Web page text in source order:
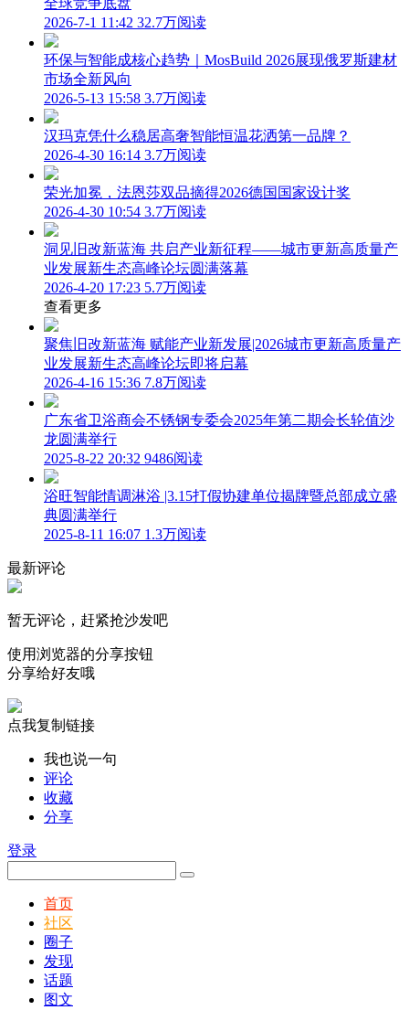
全球竞争底盘
2026-7-1 11:42 32.7万阅读
环保与智能成核心趋势｜MosBuild 2026展现俄罗斯建材
市场全新风向
2026-5-13 15:58 3.7万阅读
汉玛克凭什么稳居高奢智能恒温花洒第一品牌？
2026-4-30 16:14 3.7万阅读
荣光加冕，法恩莎双品摘得2026德国国家设计奖
2026-4-30 10:54 3.7万阅读
洞见旧改新蓝海 共启产业新征程——城市更新高质量产
业发展新生态高峰论坛圆满落幕
2026-4-20 17:23 5.7万阅读
查看更多
聚焦旧改新蓝海 赋能产业新发展|2026城市更新高质量产
业发展新生态高峰论坛即将启幕
2026-4-16 15:36 7.8万阅读
广东省卫浴商会不锈钢专委会2025年第二期会长轮值沙
龙圆满举行
2025-8-22 20:32 9486阅读
浴旺智能情调淋浴 |3.15打假协建单位揭牌暨总部成立盛
典圆满举行
2025-8-11 16:07 1.3万阅读
最新评论
暂无评论，赶紧抢沙发吧
使用浏览器的分享按钮
分享给好友哦
点我复制链接
我也说一句
评论
收藏
分享
登录
首页
社区
圈子
发现
话题
图文